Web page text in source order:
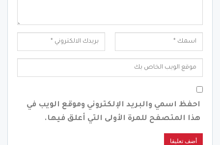
احفظ اسمي والبريد الإلكتروني وموقع الويب في
هذا المتصفح للمرة الأولى التي أعلق فيها.